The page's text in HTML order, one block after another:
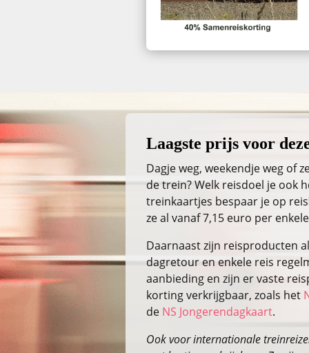
Laagste prijs voor
Dagje weg, weekendje weg of
de trein? Welk reisdoel je ook
treinkaartjes bespaar je op
ze al vanaf 7,15 euro per
Daarnaast zijn reisproducten
dagretour en enkele reis
aanbieding en zijn er vaste
korting verkrijgbaar, zoals het
de NS Jongerendagkaart.
Ook voor internationale